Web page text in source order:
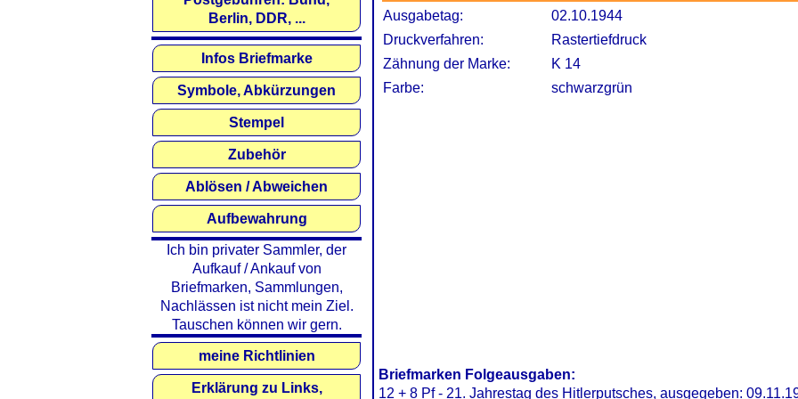
Ausgabetag:
02.10.1944
Druckverfahren:
Rastertiefdruck
Zähnung der Marke:
K 14
Farbe:
schwarzgrün
Briefmarken Folgeausgaben:
12 + 8 Pf - 21. Jahrestag des Hitlerputsches, ausgegeben:
Berlin, DDR, ...
Infos Briefmarke
Symbole, Abkürzungen
Stempel
Zubehör
Ablösen / Abweichen
Aufbewahrung
Ich bin privater Sammler, der
Aufkauf / Ankauf von
Briefmarken, Sammlungen,
Nachlässen ist nicht mein Ziel.
Tauschen können wir gern.
meine Richtlinien
Erklärung zu Links,